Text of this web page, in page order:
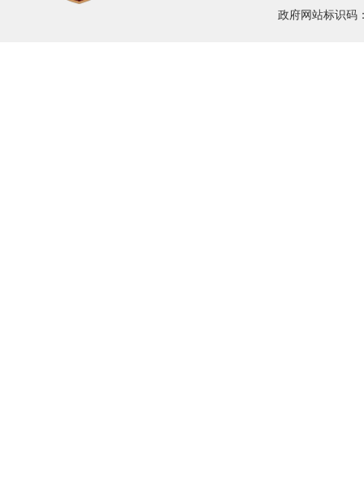
政府网站标识码